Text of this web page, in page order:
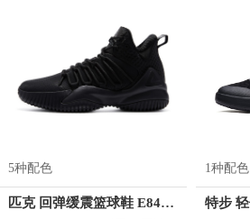
5种配色
匹克 回弹缓震篮球鞋 E84061A
1种配色